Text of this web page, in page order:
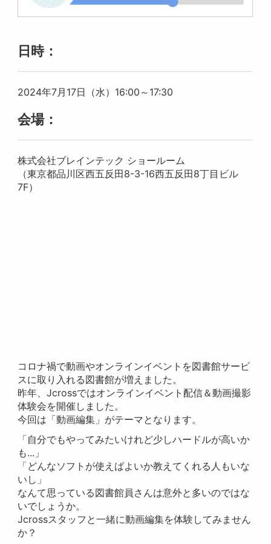
日時：
2024年7月17日（水）16:00～17:30
会場：
株式会社ブレインテック ショールーム
（東京都品川区西五反田8-3-16西五反田8丁目ビル
7F）
コロナ禍で動画やオンラインイベントを図書館サービ
スに取り入れる図書館が増えました。
昨年、Jcrossではオンラインイベント配信＆動画撮影
体験会を開催しました。
今回は「動画編集」がテーマとなります。
「自分でもやってみたいけれど少しハードルが高いか
も...」
「どんなソフトが使えばよいか教えてくれる人もいな
いし」
なんて思っている図書館員さんは意外と多いのではな
いでしょうか。
Jcrossスタッフと一緒に動画編集を体験してみません
か？